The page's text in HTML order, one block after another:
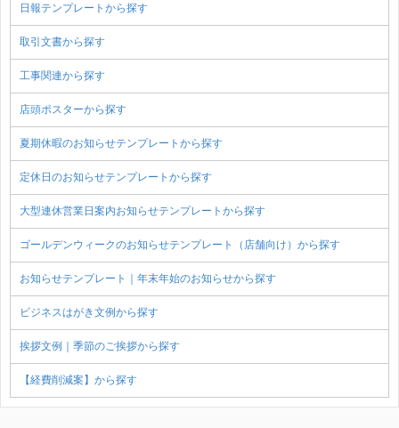
日報テンプレートから探す
取引文書から探す
工事関連から探す
店頭ポスターから探す
夏期休暇のお知らせテンプレートから探す
定休日のお知らせテンプレートから探す
大型連休営業日案内お知らせテンプレートから探す
ゴールデンウィークのお知らせテンプレート（店舗向け）から探す
お知らせテンプレート｜年末年始のお知らせから探す
ビジネスはがき文例から探す
挨拶文例｜季節のご挨拶から探す
【経費削減案】から探す